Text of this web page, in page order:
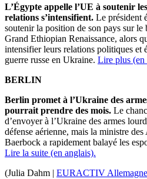
L’Égypte appelle l’UE à soutenir
relations s’intensifient. Le président
soutenir la position de son pays sur le
Grand Ethiopian Renaissance, alors
intensifier leurs relations politiques et
guerre russe en Ukraine. Lire plus (en
BERLIN
Berlin promet à l’Ukraine des
pourrait prendre des mois. Le
d’envoyer à l’Ukraine des armes
défense aérienne, mais la ministre
Baerbock a rapidement balayé les
Lire la suite (en anglais).
(Julia Dahm | EURACTIV Allemagne